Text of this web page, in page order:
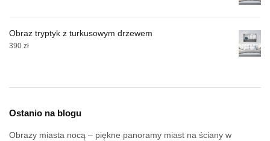
Obraz tryptyk z turkusowym drzewem
390 zł
Ostanio na blogu
Obrazy miasta nocą – piękne panoramy miast na ściany w